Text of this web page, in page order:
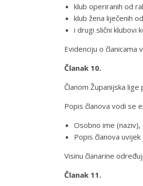
klub operiranih od
klub žena liječenih
i drugi slični klubovi
Evidenciju o članicama
Članak 10.
Članom Županijska
Popis članova vodi se
Osobno ime
Popis članova
Visinu članarine
Članak 11.